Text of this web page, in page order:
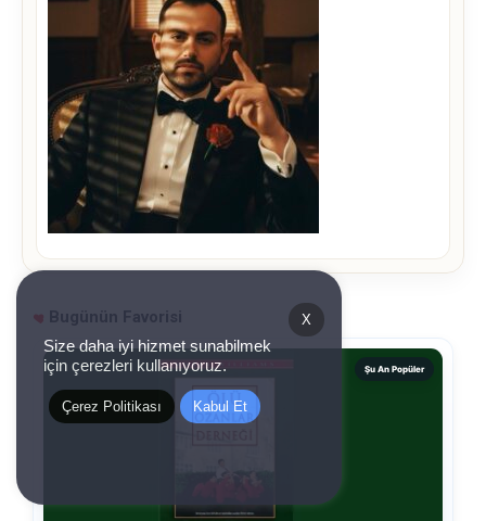
Bugünün Favorisi
Şu An Popüler
X
Size daha iyi hizmet sunabilmek
için çerezleri kullanıyoruz.
Çerez Politikası Kabul Et